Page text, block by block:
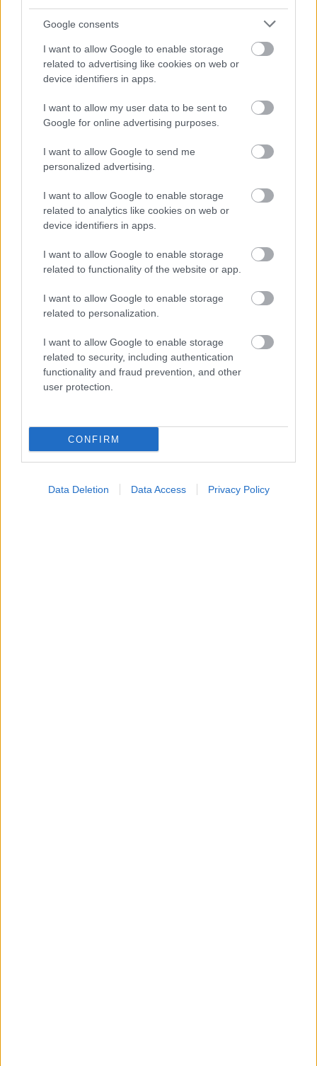
Google consents
I want to allow Google to enable storage
related to advertising like cookies on web or
device identifiers in apps.
I want to allow my user data to be sent to
Google for online advertising purposes.
I want to allow Google to send me
personalized advertising.
I want to allow Google to enable storage
related to analytics like cookies on web or
device identifiers in apps.
I want to allow Google to enable storage
related to functionality of the website or app.
I want to allow Google to enable storage
related to personalization.
I want to allow Google to enable storage
related to security, including authentication
functionality and fraud prevention, and other
user protection.
CONFIRM
Data Deletion Data Access Privacy Policy